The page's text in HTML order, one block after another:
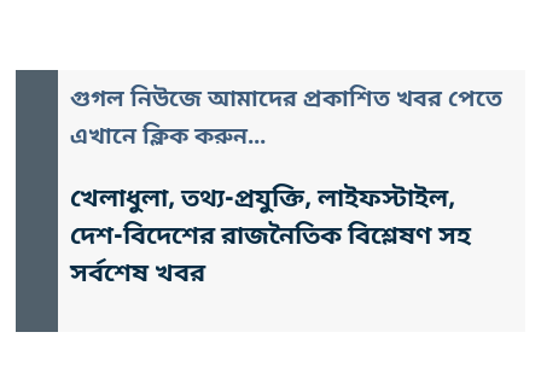
গুগল নিউজে আমাদের প্রকাশিত খবর পেতে
এখানে ক্লিক করুন...
খেলাধুলা, তথ্য-প্রযুক্তি, লাইফস্টাইল,
দেশ-বিদেশের রাজনৈতিক বিশ্লেষণ সহ
সর্বশেষ খবর